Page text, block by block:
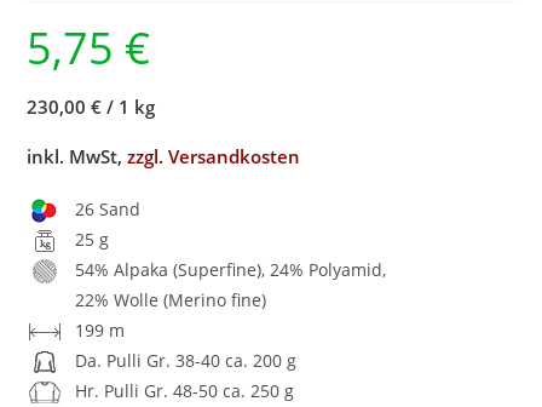
5,75 €
230,00 € / 1 kg
inkl. MwSt,zzgl. Versandkosten
26 Sand
25 g
54% Alpaka (Superfine), 24% Polyamid,
22% Wolle (Merino fine)
199 m
Da. Pulli Gr. 38-40 ca. 200 g
Hr. Pulli Gr. 48-50 ca. 250 g